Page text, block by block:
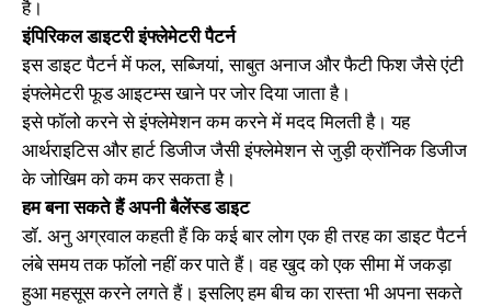
है।
इंपिरिकल डाइटरी इंफ्लेमेटरी पैटर्न
इस डाइट पैटर्न में फल, सब्जियां, साबुत अनाज और फैटी फिश जैसे एंटी
इंफ्लेमेटरी फूड आइटम्स खाने पर जोर दिया जाता है।
इसे फॉलो करने से इंफ्लेमेशन कम करने में मदद मिलती है। यह
आर्थराइटिस और हार्ट डिजीज जैसी इंफ्लेमेशन से जुड़ी क्रॉनिक डिजीज
के जोखिम को कम कर सकता है।
हम बना सकते हैं अपनी बैलेंस्ड डाइट
डॉ. अनु अग्रवाल कहती हैं कि कई बार लोग एक ही तरह का डाइट पैटर्न
लंबे समय तक फॉलो नहीं कर पाते हैं। वह खुद को एक सीमा में जकड़ा
हुआ महसूस करने लगते हैं। इसलिए हम बीच का रास्ता भी अपना सकते